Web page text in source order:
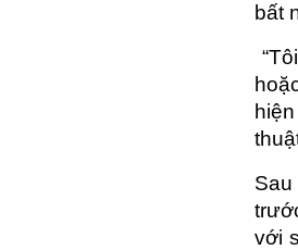
bất
với